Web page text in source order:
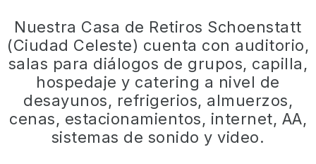
Nuestra Casa de Retiros Schoenstatt
(Ciudad Celeste) cuenta con auditorio,
salas para diálogos de grupos, capilla,
hospedaje y catering a nivel de
desayunos, refrigerios, almuerzos,
cenas, estacionamientos, internet, AA,
sistemas de sonido y video.